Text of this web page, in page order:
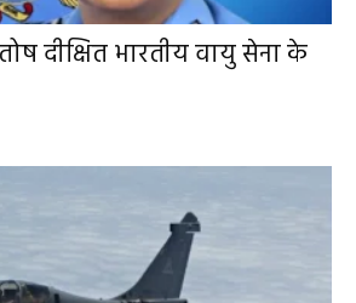
दीक्षित भारतीय वायु सेना के